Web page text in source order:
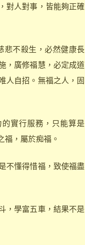
對人對事，皆能夠正確
悲不殺生，必然健康長
，廣修福慧，必定成道
人自招。無福之人，固
實行服務，只能算是
福，屬於痴福。
不懂得惜福，致使福盡
，學富五車，結果不是